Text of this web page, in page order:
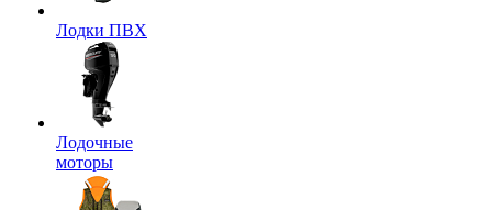
Лодки ПВХ
Лодочные
моторы